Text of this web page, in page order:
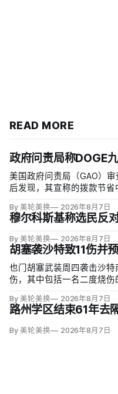
READ MORE
政府问责局称DOGE
美国政府问责局（GAO）审
后发现，其宣称的拨款节省
三分之二无法验证或不符合
108份早已进入终止流程。
By 美轮美换 2026年8月7日
穆尔科斯基称选民反
By 美轮美换 2026年8月7日
胡塞袭沙特致11伤并
也门胡塞武装周四袭击沙
伤，其中包括一名二度烧
区；
By 美轮美换 2026年8月7日
路州学区结束61年去
By 美轮美换 2026年8月7日